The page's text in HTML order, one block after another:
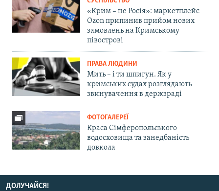
«Крим – не Росія»: маркетплейс
Ozon припинив прийом нових
замовлень на Кримському
півострові
ПРАВА ЛЮДИНИ
Мить – і ти шпигун. Як у
кримських судах розглядають
звинувачення в держзраді
ФОТОГАЛЕРЕЇ
Краса Сімферопольського
водосховища та занедбаність
довкола
ДОЛУЧАЙСЯ!